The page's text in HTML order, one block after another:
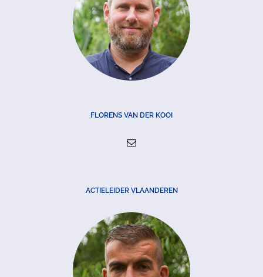
FLORENS VAN DER KOOI
ACTIELEIDER VLAANDEREN